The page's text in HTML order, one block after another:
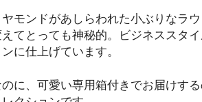
モンドがあしらわれた小ぶりなラ
てとっても神秘的。ビジネススタ
に仕上げています。
のに、可愛い専用箱付きでお届けす